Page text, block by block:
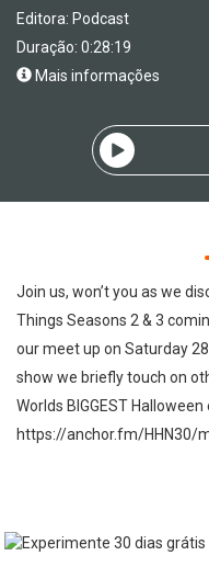
Editora: Podcast
Duração: 0:28:19
Mais informações
Join us, won’t you as we
Things Seasons 2 & 3
our meet up on Saturday
show we briefly touch on
Worlds BIGGEST
https://anchor.fm/HHN30/